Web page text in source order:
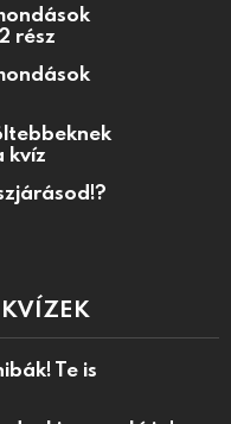
rész
kvíz
Te is